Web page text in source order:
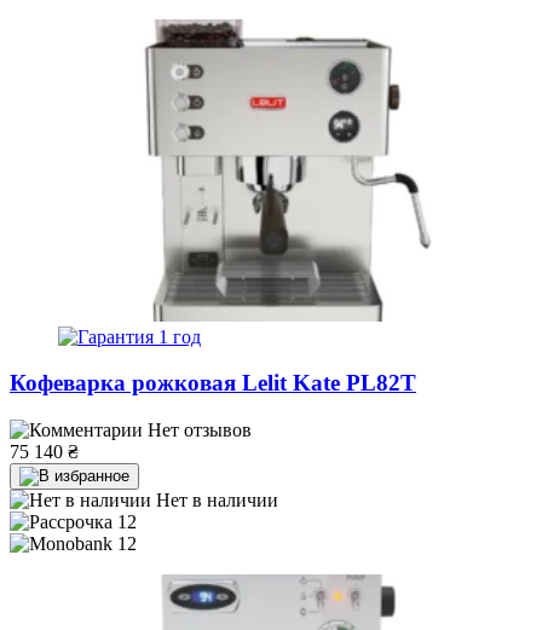
1 год
Кофеварка рожковая Lelit Kate PL82T
Нет отзывов
75 140 ₴
Нет в наличии
12
12